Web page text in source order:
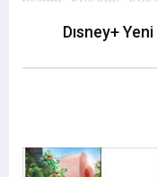
Dısney+